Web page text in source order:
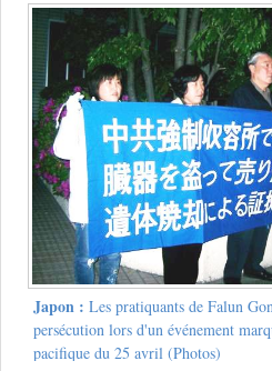
Japon : Les pratiquants de Falun
persécution lors d'un événement
pacifique du 25 avril (Photos)